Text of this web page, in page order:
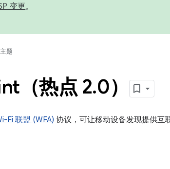
变更。
题
（热点 2.0）
Fi 联盟 (WFA) 协议，可让移动设备发现提供互